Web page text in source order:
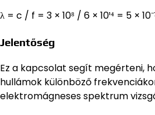
λ = c / f = 3 × 10⁸ / 6 × 10¹⁴ = 5 ×
Jelentőség
Ez a kapcsolat segít megérteni,
hullámok különböző
elektromágneses spektrum